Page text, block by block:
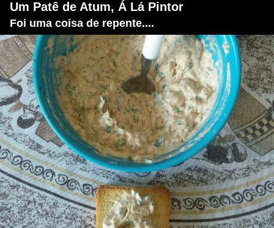
Um Patê de Atum, Á Lá Pintor
Foi uma coisa de repente....